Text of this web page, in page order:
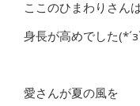
ここのひまわりさん
身長が高めでした
愛さんが夏の風を